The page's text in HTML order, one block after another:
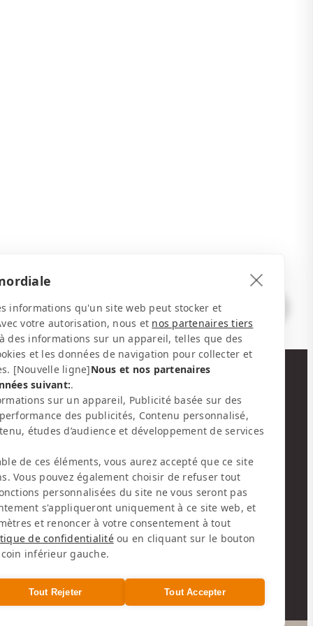
BULLETIN D'INFORMATION
Reste informé des actualités et des
événements
DEVENEZ SOCIAL
informations qu'un site web peut stocker et
votre autorisation, nous et nos partenaires tiers
des informations sur un appareil, telles que des
et les données de navigation pour collecter et
[Nouvelle ligne]Nous et nos partenaires
suivant:.
sur un appareil, Publicité basée sur des
des publicités, Contenu personnalisé,
études d’audience et développement de services
de ces éléments, vous aurez accepté que ce site
Vous pouvez également choisir de refuser tout
personnalisées du site ne vous seront pas
s'appliqueront uniquement à ce site web, et
et renoncer à votre consentement à tout
de confidentialitéou en cliquant sur le bouton
inférieur gauche.
Tout Rejeter Tout Accepter